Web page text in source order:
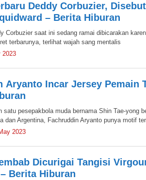
Deddy Corbuzier,
– Berita Hiburan
Corbuzier saat ini sedang ramai dibicarakan
terbarunya, terlihat wajah sang mentalis
2023
Aryanto Incar Jersey Pemain
satu pesepakbola muda bernama Shin Tae-yong
dan Argentina, Fachruddin Aryanto punya motif
2023
Dicurigai Tangisi
Berita Hiburan